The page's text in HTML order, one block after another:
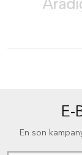
E-
En son